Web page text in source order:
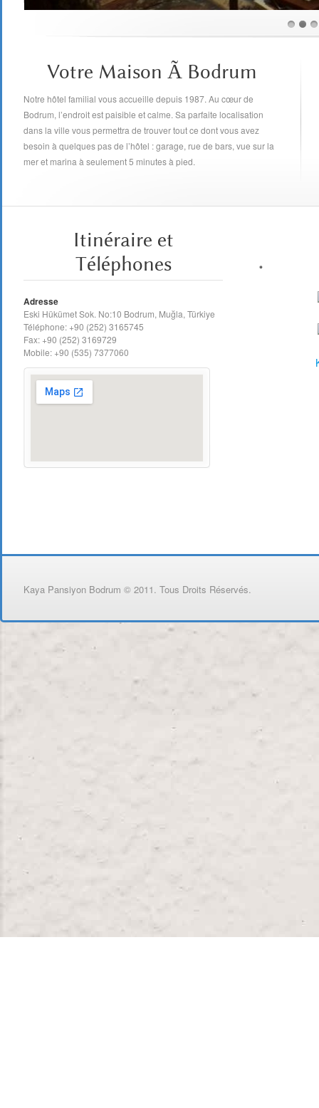
Votre Maison Ã Bodrum
Notre hôtel familial vous accueille depuis 1987. Au cœur de
Bodrum, l’endroit est paisible et calme. Sa parfaite localisation
dans la ville vous permettra de trouver tout ce dont vous avez
besoin à quelques pas de l’hôtel : garage, rue de bars, vue sur la
mer et marina à seulement 5 minutes à pied.
Itinéraire et
Téléphones
Adresse
Eski Hükümet Sok. No:10 Bodrum, Muğla, Türkiye
Téléphone: +90 (252) 3165745
Fax: +90 (252) 3169729
Mobile: +90 (535) 7377060
Kaya Pansiyon Bodrum © 2011. Tous Droits Réservés.